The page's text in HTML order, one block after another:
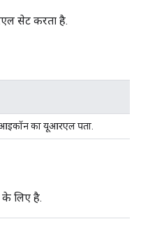
सेट करता है.
का यूआरएल पता.
लिए है.